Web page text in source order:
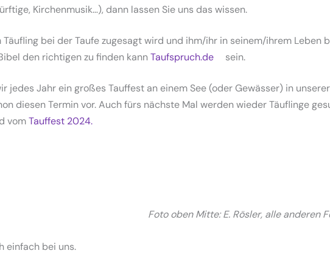
Kirchenmusik…), dann lassen Sie uns das wissen.
bei der Taufe zugesagt wird und ihm/ihr in seinem/ihrem Leben
den richtigen zu finden kannTaufspruch.de sein.
jedes Jahr ein großes Tauffest an einem See (oder Gewässer) in unserer
diesen Termin vor. Auch fürs nächste Mal werden wieder Täuflinge
vomTauffest 2024.
Foto oben Mitte: E. Rösler, alle anderen
einfach bei uns.